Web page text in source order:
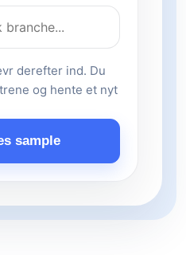
derefter ind. Du
og hente et nyt
sample